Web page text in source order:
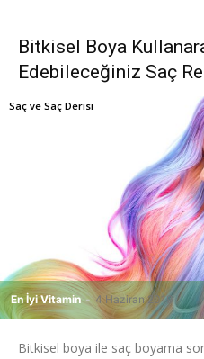
Bitkisel Boya
Edebileceğiniz Saç
En İyi Vitamin - 4 Haziran 2019
Saç ve Saç Derisi
Bitkisel boya ile saç boyama